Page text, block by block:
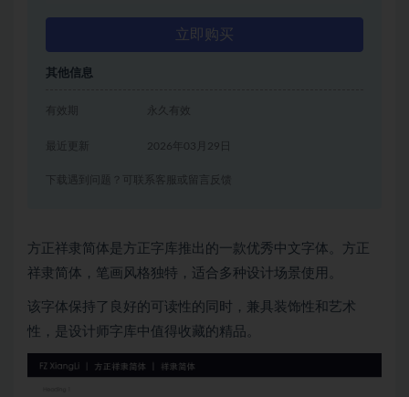
立即购买
其他信息
有效期 永久有效
2026年03月29日
下载遇到问题？可联系客服或留言反馈
方正祥隶简体是方正字库推出的一款优秀中文字体。方正
祥隶简体，笔画风格独特，适合多种设计场景使用。
该字体保持了良好的可读性的同时，兼具装饰性和艺术
性，是设计师字库中值得收藏的精品。